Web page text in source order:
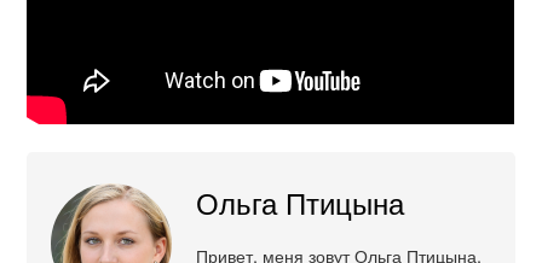
Ольга Птицына
Привет, меня зовут Ольга Птицына,